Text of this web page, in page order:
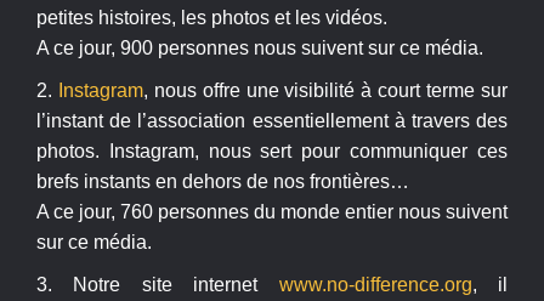
petites histoires, les photos et les vidéos.
A ce jour, 900 personnes nous suivent sur ce média.
2. Instagram, nous offre une visibilité à court terme sur
l’instant de l’association essentiellement à travers des
photos. Instagram, nous sert pour communiquer ces
brefs instants en dehors de nos frontières…
A ce jour, 760 personnes du monde entier nous suivent
sur ce média.
3. Notre site internet www.no-difference.org, il